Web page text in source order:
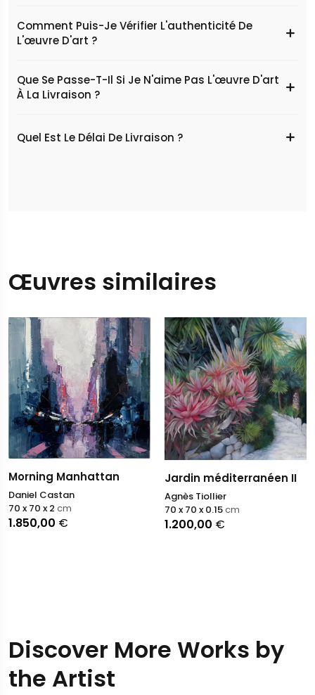
Comment Puis-Je Vérifier L'authenticité De
L'œuvre D'art ?
Que Se Passe-T-Il Si Je N'aime Pas L'œuvre D'art
À La Livraison ?
Quel Est Le Délai De Livraison ?
Œuvres similaires
Morning Manhattan
Daniel Castan
1.850,00 €
70 x 70 x 2 cm
Jardin méditerranéen II
Agnès Tiollier
1.200,00 €
70 x 70 x 0.15cm
Discover More Works by
the Artist